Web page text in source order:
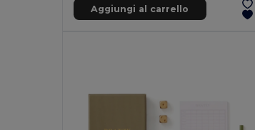
Aggiungi al carrello